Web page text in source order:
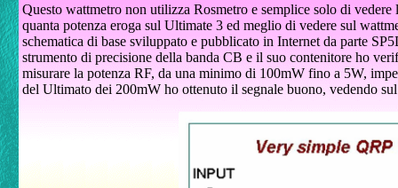
Questo wattmetro non utilizza Rosmetro e semplice solo di
quanta potenza eroga sul Ultimate 3 ed meglio di vedere sul
schematica di base sviluppato e pubblicato in Internet da parte
strumento di precisione della banda CB e il suo contenitore ho
misurare la potenza RF, da una minimo di 100mW fino a 5W,
del Ultimato dei 200mW ho ottenuto il segnale buono, vedendo